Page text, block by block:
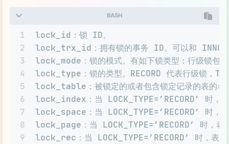
19
20
21
22
trx_foreign_key_checks：是否打开外键检查的
trx_last_foreign_key_error：最后一次的外
trx_adaptive_hash_latched：自适应散列索引
trx_adaptive_hash_timeout：是否立刻放弃为
BASH
1
2
3
4
5
6
7
8
9
lock_id：锁 ID。
lock_trx_id：拥有锁的事务 ID。可以和
lock_mode：锁的模式。有如下锁类型：行级锁包
lock_type：锁的类型。RECORD 代表行级锁，
lock_table：被锁定的或者包含锁定记录的表的名
lock_index：当 LOCK_TYPE=’RECORD’ 时，
lock_space：当 LOCK_TYPE=’RECORD’ 时，
lock_page：当 LOCK_TYPE=’RECORD’ 时，表
lock_rec：当 LOCK_TYPE=’RECORD’ 时，表示